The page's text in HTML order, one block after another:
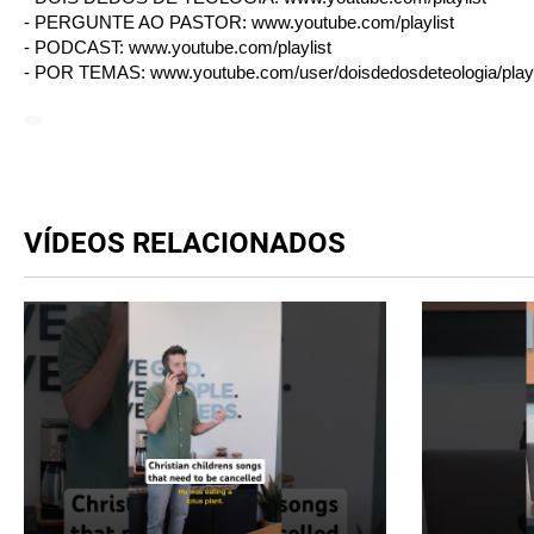
- PERGUNTE AO PASTOR: www.youtube.com/playlist
- PODCAST: www.youtube.com/playlist
- POR TEMAS: www.youtube.com/user/doisdedosdeteologia/
VÍDEOS RELACIONADOS